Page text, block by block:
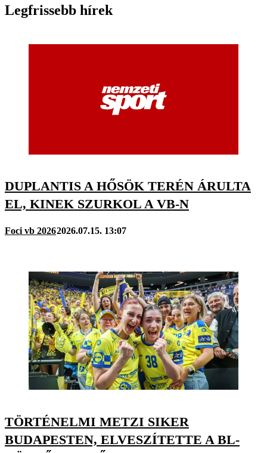
Legfrissebb hírek
DUPLANTIS A HŐSÖK TERÉN ÁRULTA
EL, KINEK SZURKOL A VB-N
Foci vb 20262026.07.15. 13:07
TÖRTÉNELMI METZI SIKER
BUDAPESTEN, ELVESZÍTETTE A BL-